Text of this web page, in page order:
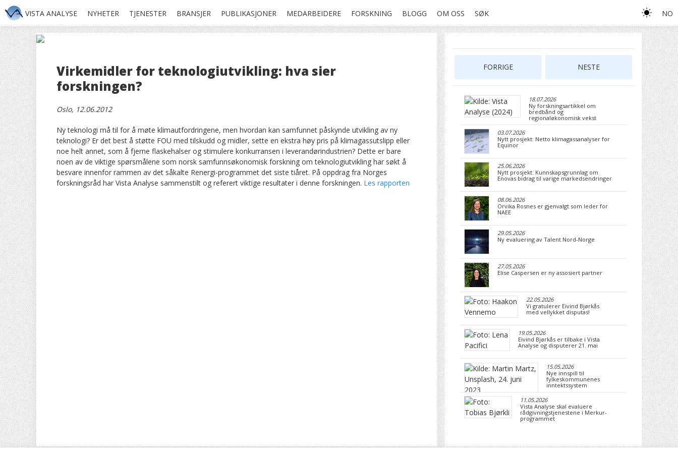
VISTA ANALYSE NYHETER TJENESTER BRANSJER PUBLIKASJONER MEDARBEIDERE FORSKNING BLOGG OM OSS SØK NO
Virkemidler for teknologiutvikling: hva sier
forskningen?
Oslo, 12.06.2012
Ny teknologi må til for å møte klimautfordringene, men hvordan kan samfunnet påskynde utvikling av ny
teknologi? Er det best å støtte FOU med tilskudd og midler, sette en ekstra høy pris på klimagassutslipp eller
noe helt annet, som å fjerne flaskehalser og stimulere konkurransen i leverandørindustrien? Dette er bare
noen av de viktige spørsmålene som norsk samfunnsøkonomisk forskning om teknologiutvikling har søkt å
besvare innenfor rammen av det såkalte Renergi-programmet det siste tiåret. På oppdrag fra Norges
forskningsråd har Vista Analyse sammenstilt og referert viktige resultater i denne forskningen. Les rapporten
FORRIGE NESTE
18.07.2026
Ny forskningsartikkel om
bredbånd og
regionaløkonomisk vekst
03.07.2026
Nytt prosjekt: Netto klimagassanalyser for
Equinor
25.06.2026
Nytt prosjekt: Kunnskapsgrunnlag om
Enovas bidrag til varige markedsendringer
08.06.2026
Orvika Rosnes er gjenvalgt som leder for
NAEE
29.05.2026
Ny evaluering av Talent Nord-Norge
27.05.2026
Elise Caspersen er ny assosiert partner
22.05.2026
Vi gratulerer Eivind Bjørkås
med vellykket disputas!
19.05.2026
Eivind Bjørkås er tilbake i Vista
Analyse og disputerer 21. mai
15.05.2026
Nye innspill til
fylkeskommunenes
inntektssystem
11.05.2026
Vista Analyse skal evaluere
rådgivningstjenestene i Merkur-
programmet